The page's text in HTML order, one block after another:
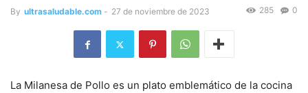
By ultrasaludable.com - 27 de noviembre de 2023 0
285
La Milanesa de Pollo es un plato emblemático de la cocina